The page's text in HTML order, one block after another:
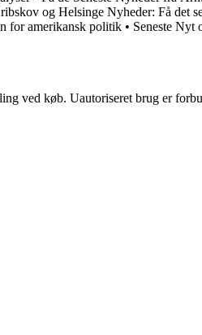
og Helsinge Nyheder: Få det
for amerikansk politik • Seneste Nyt
ved køb. Uautoriseret brug er